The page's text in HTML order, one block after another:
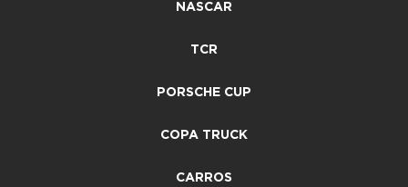
NASCAR
TCR
PORSCHE CUP
COPA TRUCK
CARROS